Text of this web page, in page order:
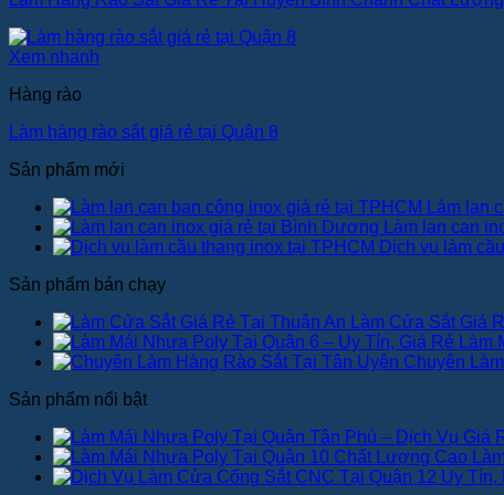
Xem nhanh
Hàng rào
Làm hàng rào sắt giá rẻ tại Quận 8
Sản phẩm mới
Làm lan
Làm lan can
Dịch vụ làm
Sản phẩm bán chạy
Làm Cửa Sắt Giá
Làm
Chuyên
Sản phẩm nổi bật